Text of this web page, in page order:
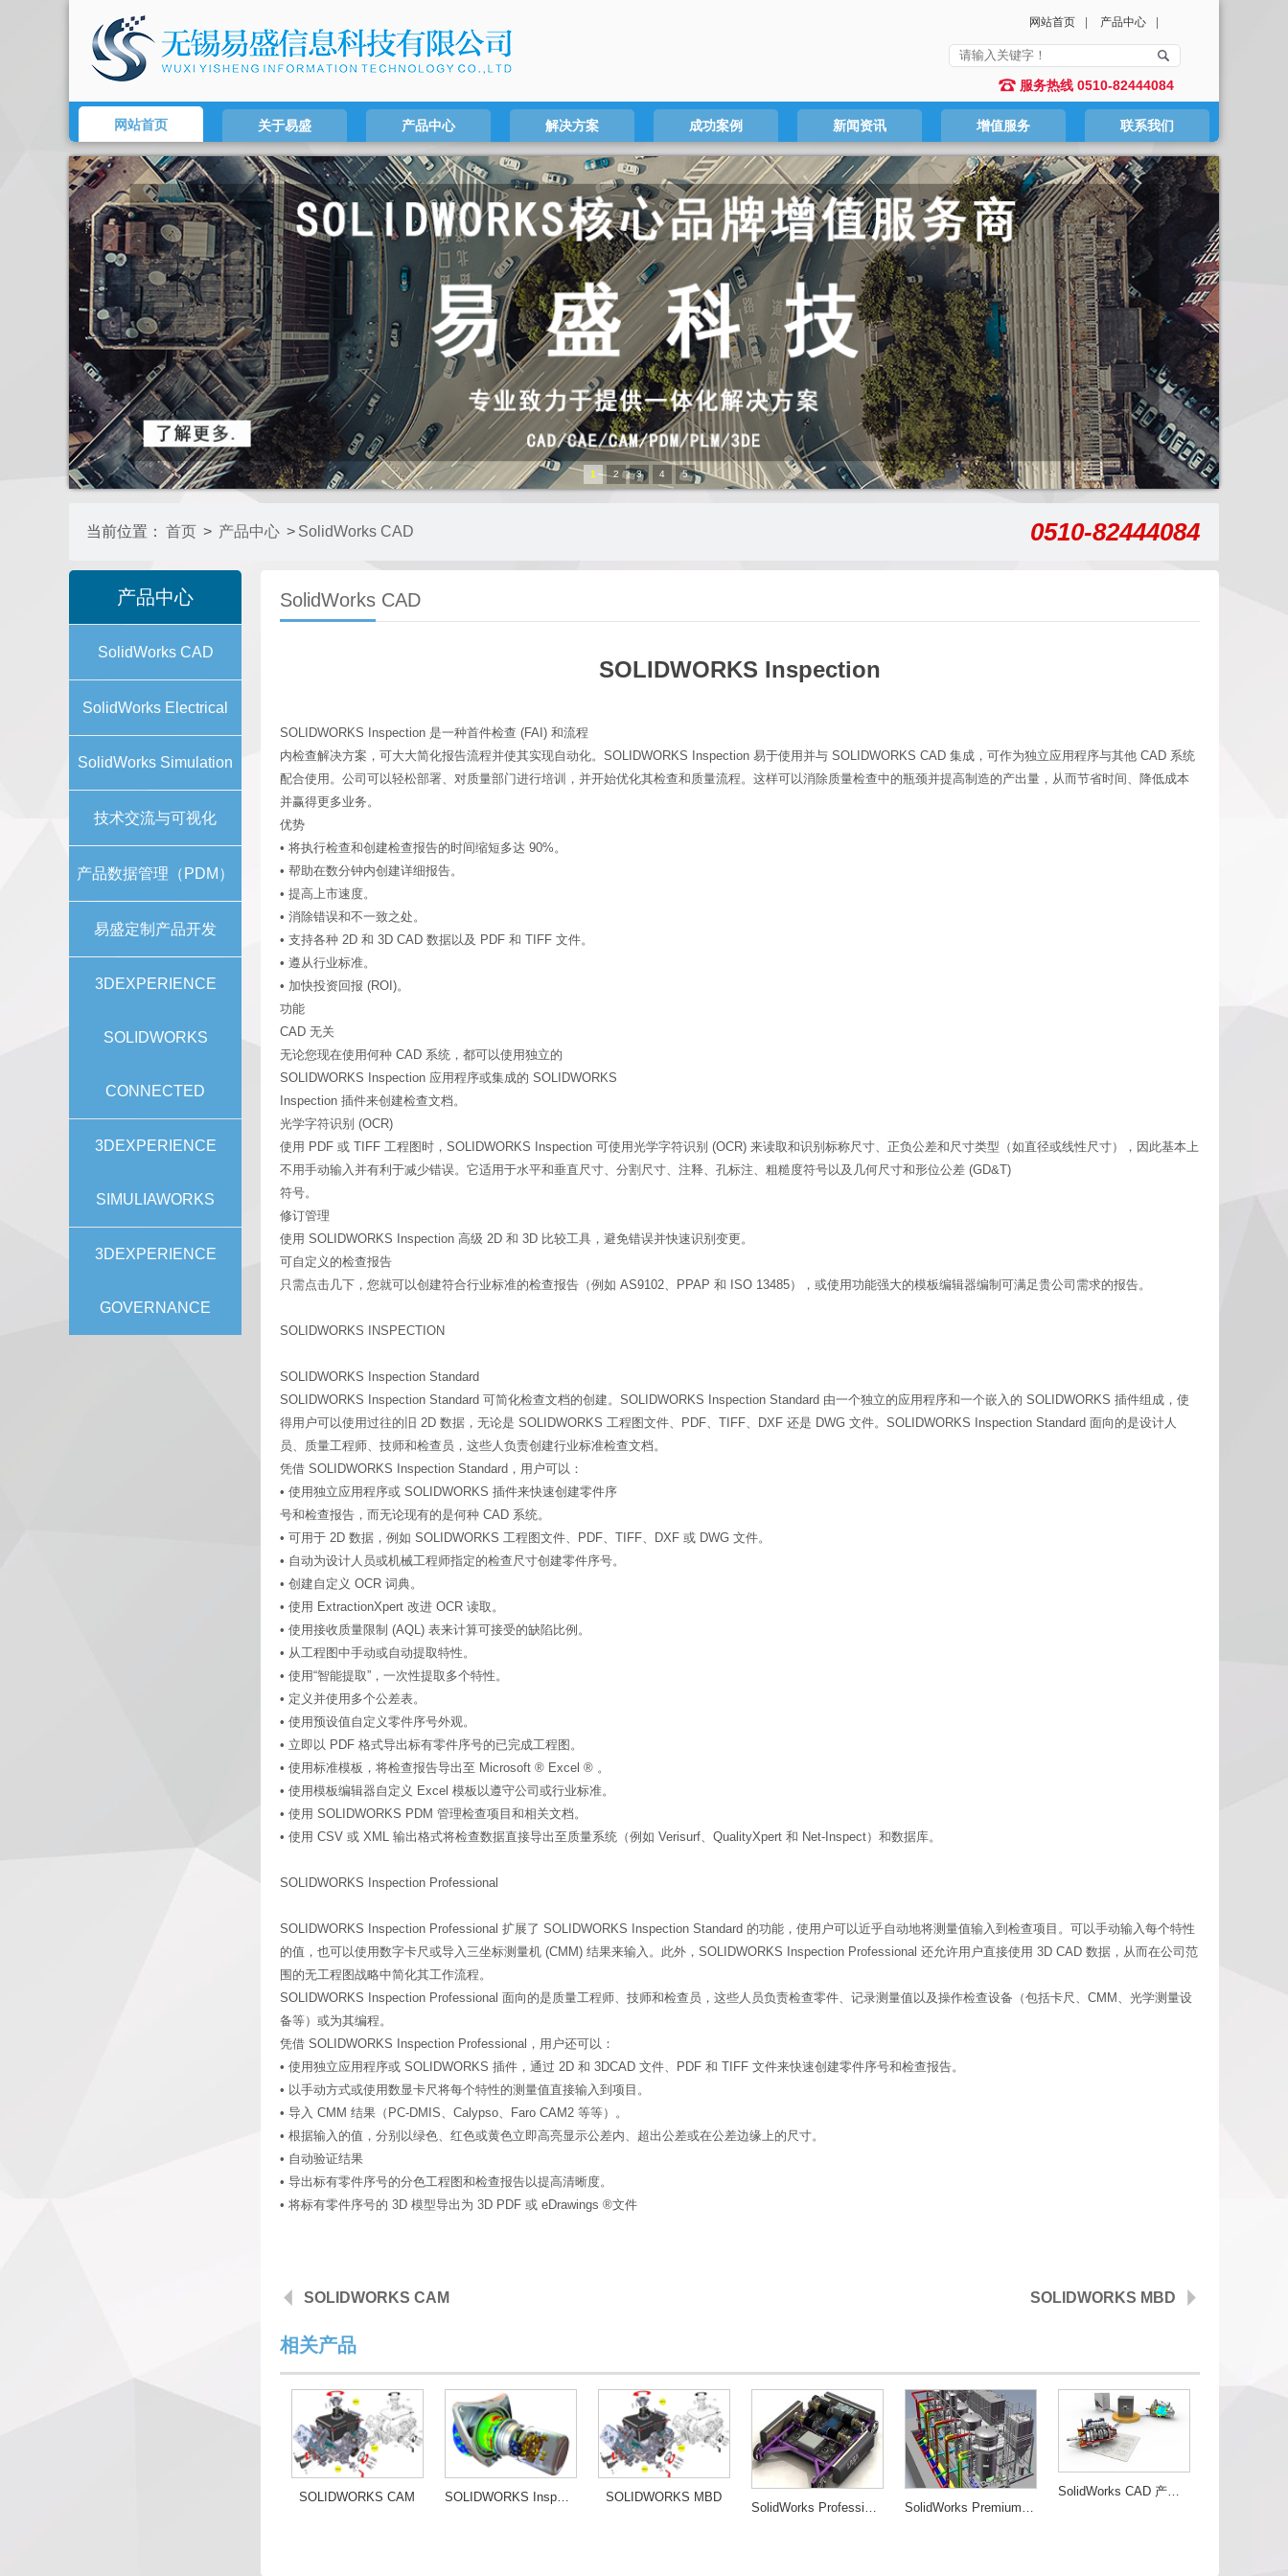
网站首页 产品中心
服务热线 0510-82444084
网站首页 关于易盛 产品中心 解决方案 成功案例 新闻资讯 增值服务 联系我们
1 2 3 4 5
当前位置： 首页 > 产品中心 > SolidWorks CAD 0510-82444084
产品中心
SolidWorks CAD
SolidWorks Electrical
SolidWorks Simulation
技术交流与可视化
产品数据管理（PDM）
易盛定制产品开发
3DEXPERIENCE
SOLIDWORKS
CONNECTED
3DEXPERIENCE
SIMULIAWORKS
3DEXPERIENCE
GOVERNANCE
SolidWorks CAD
SOLIDWORKS Inspection
SOLIDWORKS Inspection 是一种首件检查 (FAI) 和流程
内检查解决方案，可大大简化报告流程并使其实现自动化。SOLIDWORKS Inspection 易于使用并与 SOLIDWORKS CAD 集成，可作为独立应用程序与其他 CAD 系统
配合使用。公司可以轻松部署、对质量部门进行培训，并开始优化其检查和质量流程。这样可以消除质量检查中的瓶颈并提高制造的产出量，从而节省时间、降低成本
并赢得更多业务。
优势
• 将执行检查和创建检查报告的时间缩短多达 90%。
• 帮助在数分钟内创建详细报告。
• 提高上市速度。
• 消除错误和不一致之处。
• 支持各种 2D 和 3D CAD 数据以及 PDF 和 TIFF 文件。
• 遵从行业标准。
• 加快投资回报 (ROI)。
功能
CAD 无关
无论您现在使用何种 CAD 系统，都可以使用独立的
SOLIDWORKS Inspection 应用程序或集成的 SOLIDWORKS
Inspection 插件来创建检查文档。
光学字符识别 (OCR)
使用 PDF 或 TIFF 工程图时，SOLIDWORKS Inspection 可使用光学字符识别 (OCR) 来读取和识别标称尺寸、正负公差和尺寸类型（如直径或线性尺寸），因此基本上
不用手动输入并有利于减少错误。它适用于水平和垂直尺寸、分割尺寸、注释、孔标注、粗糙度符号以及几何尺寸和形位公差 (GD&T)
符号。
修订管理
使用 SOLIDWORKS Inspection 高级 2D 和 3D 比较工具，避免错误并快速识别变更。
可自定义的检查报告
只需点击几下，您就可以创建符合行业标准的检查报告（例如 AS9102、PPAP 和 ISO 13485），或使用功能强大的模板编辑器编制可满足贵公司需求的报告。
SOLIDWORKS INSPECTION
SOLIDWORKS Inspection Standard
SOLIDWORKS Inspection Standard 可简化检查文档的创建。SOLIDWORKS Inspection Standard 由一个独立的应用程序和一个嵌入的 SOLIDWORKS 插件组成，使
得用户可以使用过往的旧 2D 数据，无论是 SOLIDWORKS 工程图文件、PDF、TIFF、DXF 还是 DWG 文件。SOLIDWORKS Inspection Standard 面向的是设计人
员、质量工程师、技师和检查员，这些人负责创建行业标准检查文档。
凭借 SOLIDWORKS Inspection Standard，用户可以：
• 使用独立应用程序或 SOLIDWORKS 插件来快速创建零件序
号和检查报告，而无论现有的是何种 CAD 系统。
• 可用于 2D 数据，例如 SOLIDWORKS 工程图文件、PDF、TIFF、DXF 或 DWG 文件。
• 自动为设计人员或机械工程师指定的检查尺寸创建零件序号。
• 创建自定义 OCR 词典。
• 使用 ExtractionXpert 改进 OCR 读取。
• 使用接收质量限制 (AQL) 表来计算可接受的缺陷比例。
• 从工程图中手动或自动提取特性。
• 使用“智能提取”，一次性提取多个特性。
• 定义并使用多个公差表。
• 使用预设值自定义零件序号外观。
• 立即以 PDF 格式导出标有零件序号的已完成工程图。
• 使用标准模板，将检查报告导出至 Microsoft ® Excel ® 。
• 使用模板编辑器自定义 Excel 模板以遵守公司或行业标准。
• 使用 SOLIDWORKS PDM 管理检查项目和相关文档。
• 使用 CSV 或 XML 输出格式将检查数据直接导出至质量系统（例如 Verisurf、QualityXpert 和 Net-Inspect）和数据库。
SOLIDWORKS Inspection Professional
SOLIDWORKS Inspection Professional 扩展了 SOLIDWORKS Inspection Standard 的功能，使用户可以近乎自动地将测量值输入到检查项目。可以手动输入每个特性
的值，也可以使用数字卡尺或导入三坐标测量机 (CMM) 结果来输入。此外，SOLIDWORKS Inspection Professional 还允许用户直接使用 3D CAD 数据，从而在公司范
围的无工程图战略中简化其工作流程。
SOLIDWORKS Inspection Professional 面向的是质量工程师、技师和检查员，这些人员负责检查零件、记录测量值以及操作检查设备（包括卡尺、CMM、光学测量设
备等）或为其编程。
凭借 SOLIDWORKS Inspection Professional，用户还可以：
• 使用独立应用程序或 SOLIDWORKS 插件，通过 2D 和 3DCAD 文件、PDF 和 TIFF 文件来快速创建零件序号和检查报告。
• 以手动方式或使用数显卡尺将每个特性的测量值直接输入到项目。
• 导入 CMM 结果（PC-DMIS、Calypso、Faro CAM2 等等）。
• 根据输入的值，分别以绿色、红色或黄色立即高亮显示公差内、超出公差或在公差边缘上的尺寸。
• 自动验证结果
• 导出标有零件序号的分色工程图和检查报告以提高清晰度。
• 将标有零件序号的 3D 模型导出为 3D PDF 或 eDrawings ®文件
SOLIDWORKS CAM SOLIDWORKS MBD
相关产品
SOLIDWORKS CAM SOLIDWORKS MBD
SolidWorks Professional（专业包） SolidWorks Premium（白金包）